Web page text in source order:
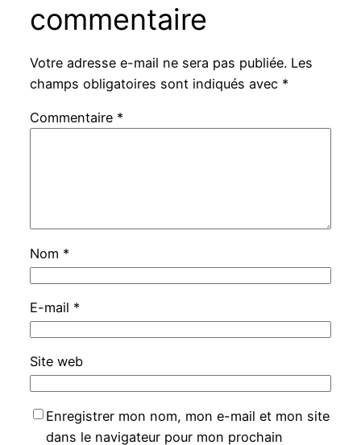
commentaire
Votre adresse e-mail ne sera pas publiée. Les
champs obligatoires sont indiqués avec *
Commentaire *
Nom *
E-mail *
Site web
Enregistrer mon nom, mon e-mail et mon site
dans le navigateur pour mon prochain